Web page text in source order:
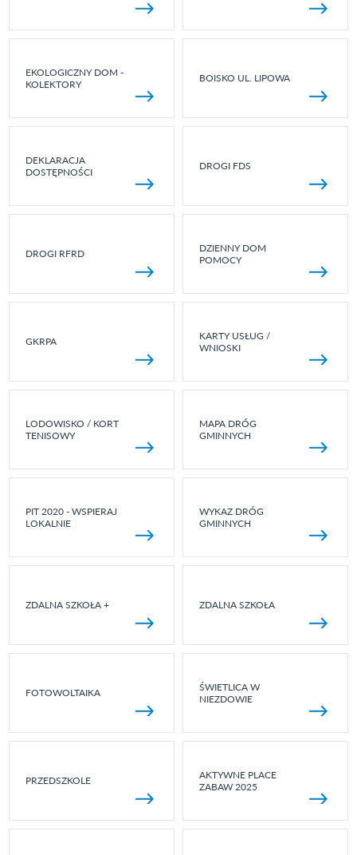
EKOLOGICZNY DOM -
KOLEKTORY
BOISKO UL. LIPOWA
DEKLARACJA
DOSTĘPNOŚCI
DROGI FDS
DROGI RFRD
DZIENNY DOM
POMOCY
GKRPA
KARTY USŁUG /
WNIOSKI
LODOWISKO / KORT
TENISOWY
MAPA DRÓG
GMINNYCH
PIT 2020 - WSPIERAJ
LOKALNIE
WYKAZ DRÓG
GMINNYCH
ZDALNA SZKOŁA + ZDALNA SZKOŁA
FOTOWOLTAIKA
ŚWIETLICA W
NIEZDOWIE
PRZEDSZKOLE
AKTYWNE PLACE
ZABAW 2025